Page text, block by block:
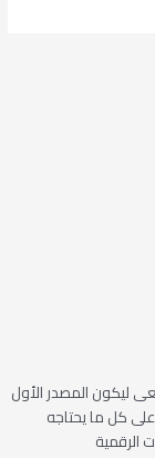
ليكون المصدر الأول
كل ما يحتاجه
الرقمية